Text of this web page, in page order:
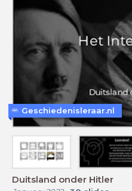
Duitsland onder Hitler
Geschiedenisleraar.nl